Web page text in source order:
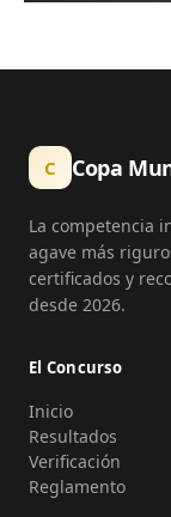
C Copa
La competencia
agave más
certificados y
desde 2026.
El Concurso
Inicio
Resultados
Verificación
Reglamento